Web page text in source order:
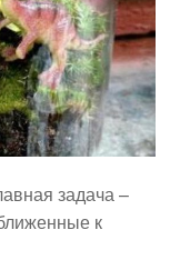
задача –
к